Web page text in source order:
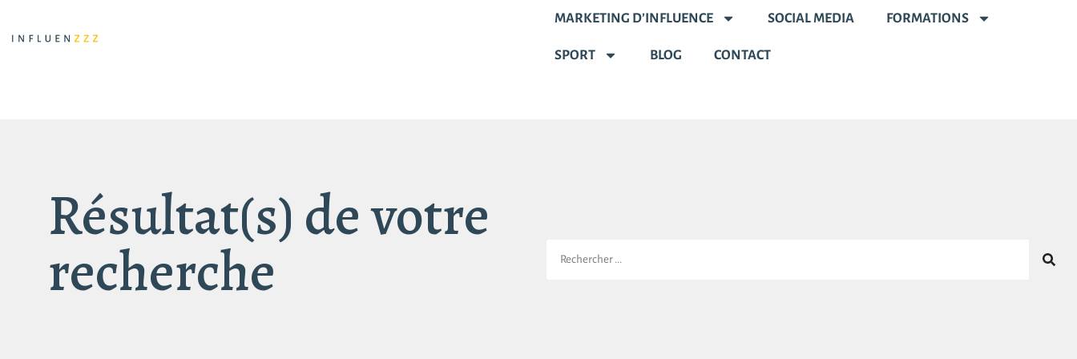
MARKETING D’INFLUENCE SOCIAL MEDIA FORMATIONS
SPORT BLOG CONTACT
Résultat(s) de votre
recherche